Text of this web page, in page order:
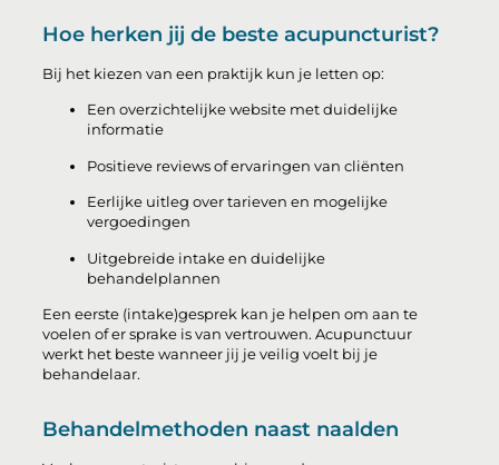
Hoe herken jij de beste acupuncturist?
Bij het kiezen van een praktijk kun je letten op:
Een overzichtelijke website met duidelijke
informatie
Positieve reviews of ervaringen van cliënten
Eerlijke uitleg over tarieven en mogelijke
vergoedingen
Uitgebreide intake en duidelijke
behandelplannen
Een eerste (intake)gesprek kan je helpen om aan te
voelen of er sprake is van vertrouwen. Acupunctuur
werkt het beste wanneer jij je veilig voelt bij je
behandelaar.
Behandelmethoden naast naalden